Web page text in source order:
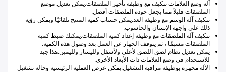
آلة وضع العلامات تتكيف مع وظيفة تأخير الملصقات.يمكن تعديل موضع
الملصقات قليلاً مما يجعل جودة الملصقات أفضل.
تتكيف آلة الوسم مع وظيفة العد.يمكن حساب كمية المنتج تلقائيًا ويمكن رؤية
ذلك على واجهة الإنسان والحاسوب.
تتكيف آلة الملصقات مع وظيفة إعداد كمية الملصقات.يمكنك ضبط كمية
الملصقات مسبقًا ، ثم يتوقف الجهاز عن العمل بعد وصول هذه الكمية.
يمكن تعديل نظام لصق اللصق لأعلى ولأسفل ولليسار ولليمين.هذا جيد
للاستخدام في وضع العلامات ذات الأبعاد الأخرى.
الآلة مجهزة بوظيفة مراقبة التشغيل.يمكن عرض العملية الرئيسية وحالة تشغيل